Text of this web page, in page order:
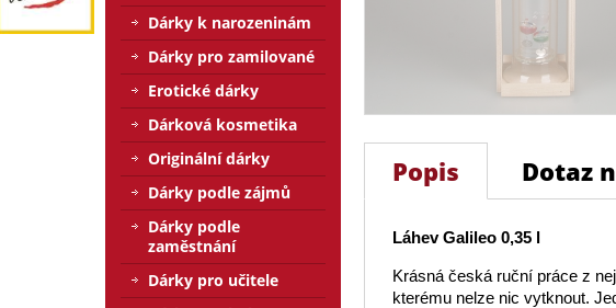
Popis Dotaz
Láhev Galileo 0,35 l
Krásná česká ruční práce z
kterému nelze nic vytknout.
Dárky k narozeninám
Dárky pro zamilované
Erotické dárky
Dárková kosmetika
Originální dárky
Dárky podle zájmů
Dárky podle
zaměstnání
Dárky pro učitele